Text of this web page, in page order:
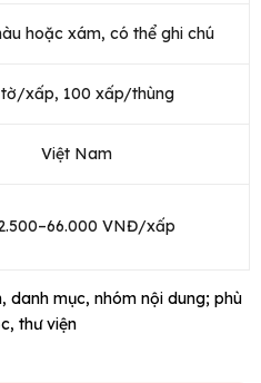
hoặc xám, có thể ghi chú
tờ/xấp, 100 xấp/thùng
Việt Nam
VNĐ/xấp
danh mục, nhóm nội dung; phù
thư viện